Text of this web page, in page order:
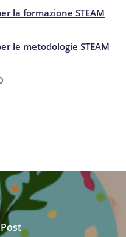
la formazione STEAM
le metodologie STEAM